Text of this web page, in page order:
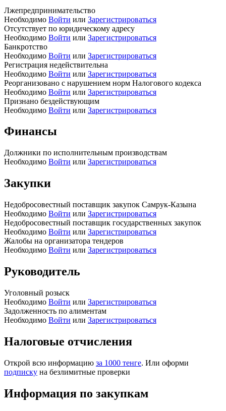
Лжепредпринимательство
Необходимо Войти или Зарегистрироваться
Отсутствует по юридическому адресу
Необходимо Войти или Зарегистрироваться
Банкротство
Необходимо Войти или Зарегистрироваться
Регистрация недействительна
Необходимо Войти или Зарегистрироваться
Реорганизовано с нарушением норм Налогового кодекса
Необходимо Войти или Зарегистрироваться
Признано бездействующим
Необходимо Войти или Зарегистрироваться
Финансы
Должники по исполнительным производствам
Необходимо Войти или Зарегистрироваться
Закупки
Недобросовестный поставщик закупок Самрук-Казына
Необходимо Войти или Зарегистрироваться
Недобросовестный поставщик государственных закупок
Необходимо Войти или Зарегистрироваться
Жалобы на организатора тендеров
Необходимо Войти или Зарегистрироваться
Руководитель
Уголовный розыск
Необходимо Войти или Зарегистрироваться
Задолженность по алиментам
Необходимо Войти или Зарегистрироваться
Налоговые отчисления
Открой всю информацию за 1000 тенге. Или оформи
подписку на безлимитные проверки
Информация по закупкам